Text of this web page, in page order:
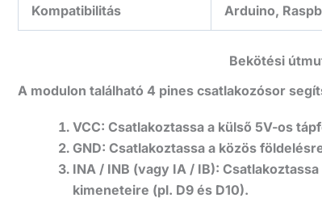
Kompatibilitás Arduino,
Bekötési
A modulon található 4 pines csatlakozósor
VCC: Csatlakoztassa a külső 5V-os
GND: Csatlakoztassa a közös
INA / INB (vagy IA / IB):
kimeneteire (pl. D9 és D10).